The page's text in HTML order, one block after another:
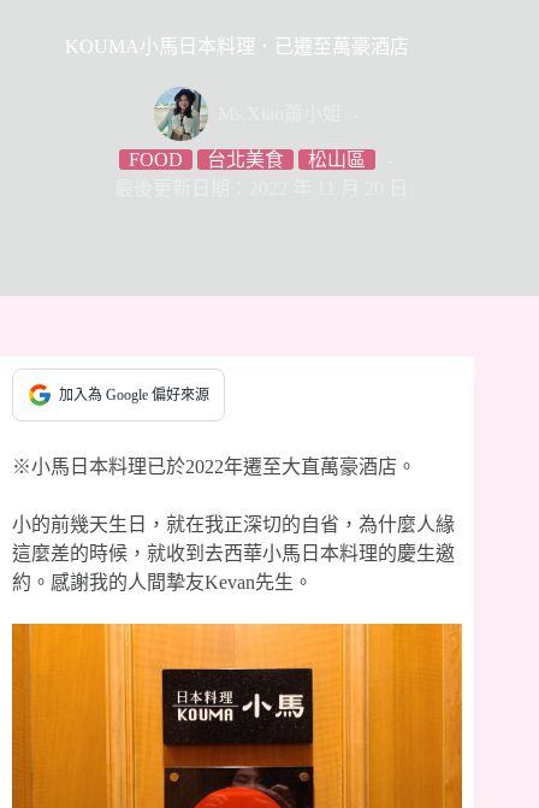
KOUMA小馬日本料理．已遷至萬豪酒店
FOOD 台北美食
松山區
加入為 Google 偏好來源
※小馬日本料理已於2022年遷至大直萬豪酒店。
小的前幾天生日，就在我正深切的自省，為什麼人緣
這麼差的時候，就收到去西華小馬日本料理的慶生邀
約。感謝我的人間摯友Kevan先生。